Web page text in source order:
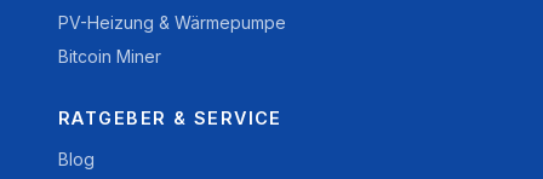
PV-Heizung & Wärmepumpe
Bitcoin Miner
RATGEBER & SERVICE
Blog